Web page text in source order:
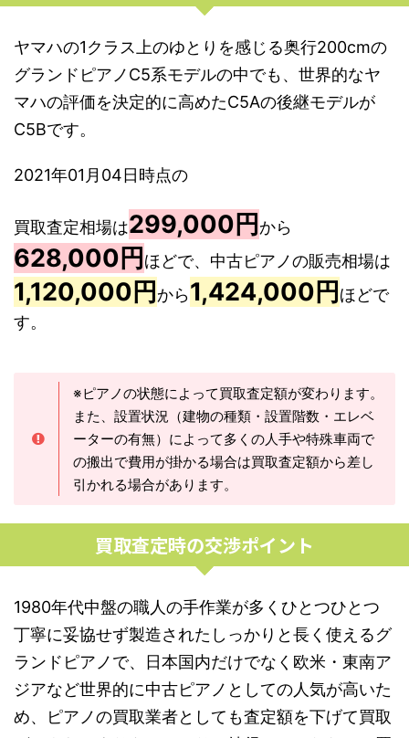
ヤマハの1クラス上のゆとりを感じる奥行200cmの
グランドピアノC5系モデルの中でも、世界的なヤ
マハの評価を決定的に高めたC5Aの後継モデルが
C5Bです。
2021年01月04日時点の
買取査定相場は299,000円 から
628,000円 ほどで、中古ピアノの販売相場は
1,120,000円 から1,424,000円 ほどで
す。
※ピアノの状態によって買取査定額が変わります。
また、設置状況（建物の種類・設置階数・エレベ
ーターの有無）によって多くの人手や特殊車両で
の搬出で費用が掛かる場合は買取査定額から差し
引かれる場合があります。
買取査定時の交渉ポイント
1980年代中盤の職人の手作業が多くひとつひとつ
丁寧に妥協せず製造されたしっかりと長く使えるグ
ランドピアノで、日本国内だけでなく欧米・東南ア
ジアなど世界的に中古ピアノとしての人気が高いた
め、ピアノの買取業者としても査定額を下げて買取